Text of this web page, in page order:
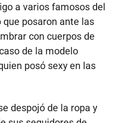
a varios famosos del
posaron ante las
con cuerpos de
de la modelo
posó sexy en las
despojó de la ropa y